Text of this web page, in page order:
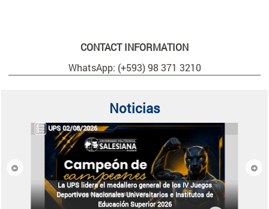
CONTACT INFORMATION
WhatsApp: (+593) 98 371 3210
Noticias
UPS 02/08/2026
La UPS lidera el medallero general de los IV Juegos
Deportivos Nacionales Universitarios e Institutos de
Educación Superior 2026
Previous Next